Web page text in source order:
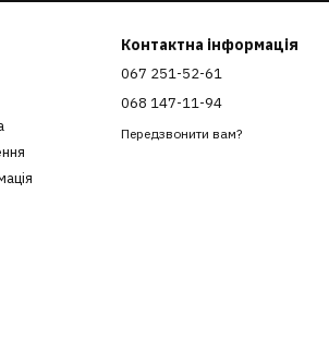
Контактна інформація
067 251-52-61
068 147-11-94
Передзвонити вам?